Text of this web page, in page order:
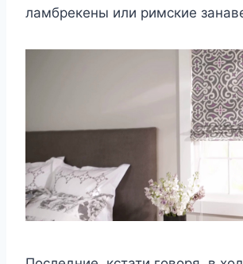
ламбрекены или римские